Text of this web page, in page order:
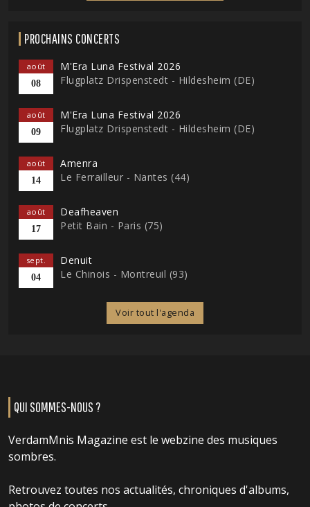
PROCHAINS CONCERTS
août
08
M'Era Luna Festival 2026
Flugplatz Drispenstedt - Hildesheim (DE)
août
09
M'Era Luna Festival 2026
Flugplatz Drispenstedt - Hildesheim (DE)
août
14
Amenra
Le Ferrailleur - Nantes (44)
août
17
Deafheaven
Petit Bain - Paris (75)
sept.
04
Denuit
Le Chinois - Montreuil (93)
Voir tout l'agenda
QUI SOMMES-NOUS ?
VerdamMnis Magazine est le webzine des musiques
sombres.
Retrouvez toutes nos actualités, chroniques d'albums,